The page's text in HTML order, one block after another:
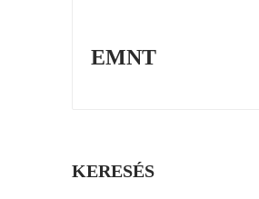
EMNT
KERESÉS